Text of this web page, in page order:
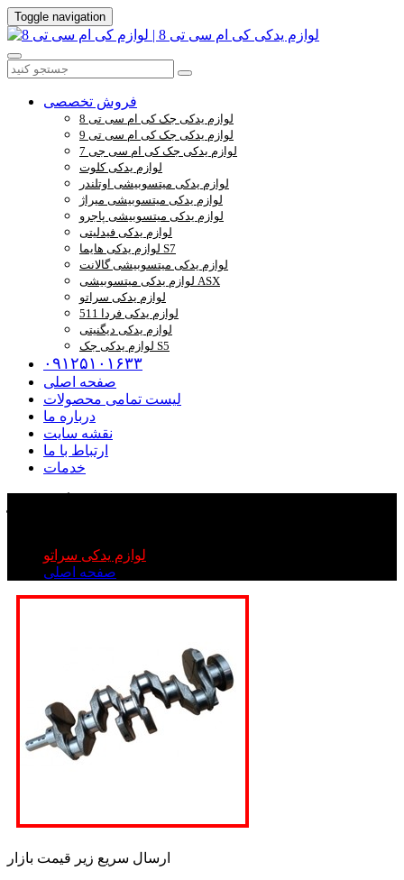
Toggle navigation
فروش تخصصی
لوازم یدکی جک کی ام سی تی 8
لوازم یدکی جک کی ام سی تی 9
لوازم یدکی جک کی ام سی جی 7
لوازم یدکی کلوت
لوازم یدکی میتسوبیشی اوتلندر
لوازم یدکی میتسوبیشی میراژ
لوازم یدکی میتسوبیشی پاجرو
لوازم یدکی فیدلیتی
لوازم یدکی هایما S7
لوازم یدکی میتسوبیشی گالانت
لوازم یدکی میتسوبیشی ASX
لوازم یدکی سراتو
لوازم یدکی فردا 511
لوازم یدکی دیگنیتی
لوازم یدکی جک S5
۰۹۱۲۵۱۰۱۶۳۳
صفحه اصلی
لیست تمامی محصولات
درباره ما
نقشه سایت
ارتباط با ما
خدمات
لوازم یدکی سراتو
صفحه اصلی
ارسال سریع زیر قیمت بازار